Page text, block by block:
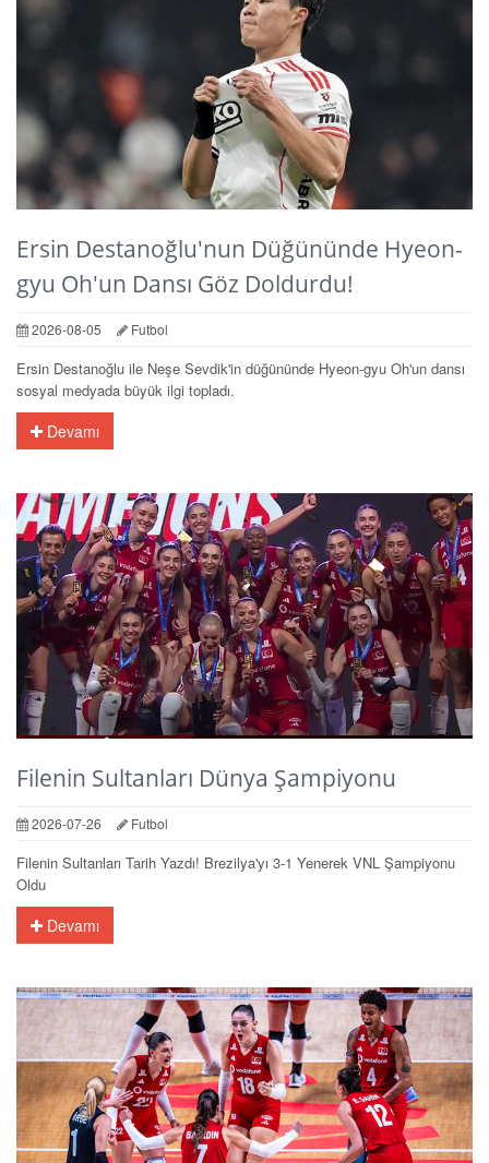
Ersin Destanoğlu'nun Düğününde Hyeon-
gyu Oh'un Dansı Göz Doldurdu!
2026-08-05 Futbol
Ersin Destanoğlu ile Neşe Sevdik'in düğününde Hyeon-gyu Oh'un dansı
sosyal medyada büyük ilgi topladı.
Devamı
Filenin Sultanları Dünya Şampiyonu
2026-07-26 Futbol
Filenin Sultanları Tarih Yazdı! Brezilya'yı 3-1 Yenerek VNL Şampiyonu
Oldu
Devamı